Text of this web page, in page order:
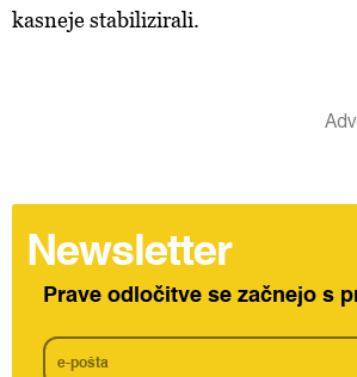
kasneje stabilizirali.
Newsletter
Prave odločitve se začnejo s